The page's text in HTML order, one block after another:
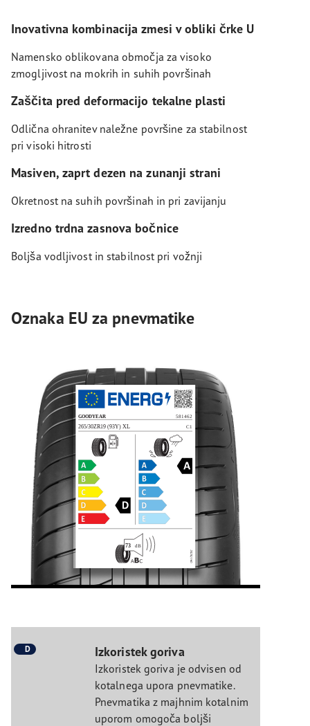
Inovativna kombinacija zmesi v obliki črke U
Namensko oblikovana območja za visoko
zmogljivost na mokrih in suhih površinah
Zaščita pred deformacijo tekalne plasti
Odlična ohranitev naležne površine za stabilnost
pri visoki hitrosti
Masiven, zaprt dezen na zunanji strani
Okretnost na suhih površinah in pri zavijanju
Izredno trdna zasnova bočnice
Boljša vodljivost in stabilnost pri vožnji
Oznaka EU za pnevmatike
D Izkoristek goriva
Izkoristek goriva je odvisen od
kotalnega upora pnevmatike.
Pnevmatika z majhnim kotalnim
uporom omogoča boljši